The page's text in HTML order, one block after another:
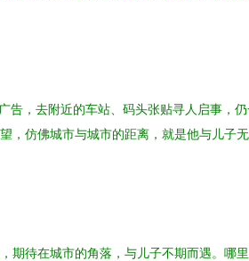
告，去附近的车站、码头张贴寻人启事，
，仿佛城市与城市的距离，就是他与儿子
期待在城市的角落，与儿子不期而遇。哪